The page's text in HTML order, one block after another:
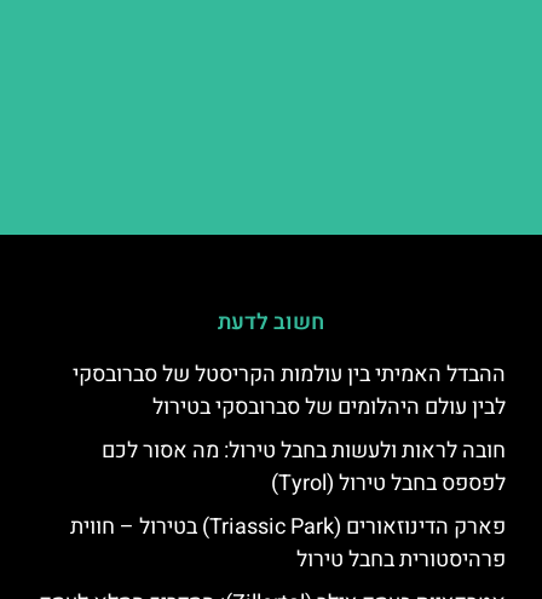
חשוב לדעת
ההבדל האמיתי בין עולמות הקריסטל של סברובסקי
לבין עולם היהלומים של סברובסקי בטירול
חובה לראות ולעשות בחבל טירול: מה אסור לכם
לפספס בחבל טירול (Tyrol)
פארק הדינוזאורים (Triassic Park) בטירול – חווית
פרהיסטורית בחבל טירול